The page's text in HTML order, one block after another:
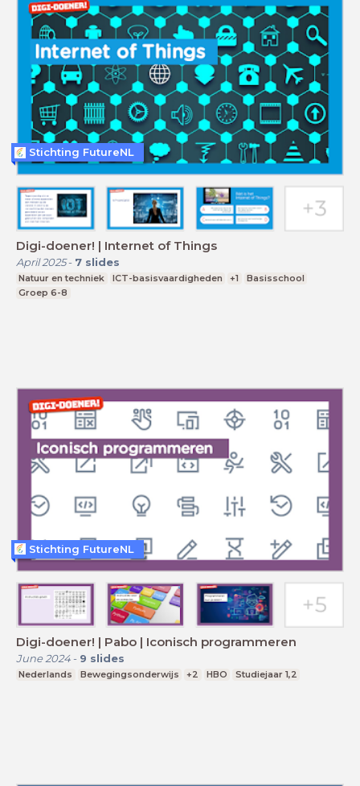
Digi-doener! | Internet of Things
April 2025- 7 slides
Natuur en techniek ICT-basisvaardigheden +1
Basisschool
Groep 6-8
Stichting FutureNL
Digi-doener! | Pabo | Iconisch programmeren
June 2024- 9 slides
Nederlands Bewegingsonderwijs +2 HBO Studiejaar 1,2
Stichting FutureNL